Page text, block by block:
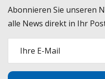
Abonnieren Sie unseren
alle News direkt in Ihr
Ihre E-Mail